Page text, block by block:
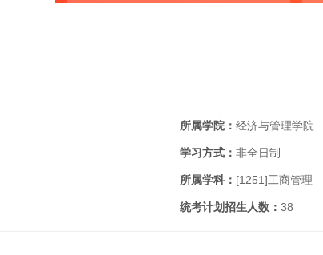
所属学院： 经济与管理学院
学习方式： 非全日制
所属学科： [1251]工商管理
统考计划招生人数： 38